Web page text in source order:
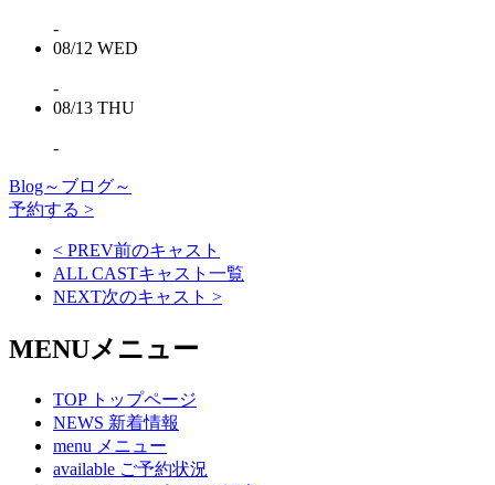
-
08/12 WED
-
08/13 THU
-
Blog～ブログ～
予約する >
< PREV前のキャスト
ALL CASTキャスト一覧
NEXT次のキャスト >
MENUメニュー
TOP トップページ
NEWS 新着情報
menu メニュー
available ご予約状況